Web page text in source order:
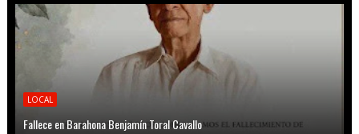
LOCAL
Fallece en Barahona Benjamín Toral Cavallo